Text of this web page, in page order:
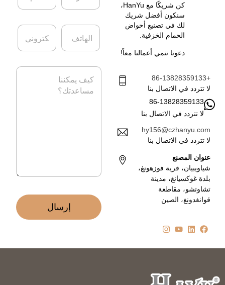
كن شريكًا مع HanYu،
سنكون أفضل شريك
لك في تصنيع أحواض
الحمام الخزفية.
دعونا ننمي أعمالنا معاً!
+86-13828359133
لا تتردد في الاتصال بنا
86-13828359133
لا تتردد في الاتصال بنا
hy156@czhanyu.com
لا تتردد في الاتصال بنا
عنوان المصنع
شياويبيان، قرية فوزهونغ،
بلدة غوكسيانغ، مدينة
تشاوتشو، مقاطعة
قوانغدونغ، الصين
ا
م
ش
ك
ا
ب
ي
ا
ه
ت
ف
ا
إرسال